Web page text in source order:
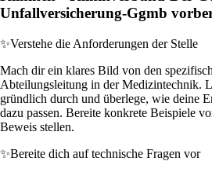
Unfallversicherung-Ggmb
✨Verstehe die Anforderungen der Stelle
Mach dir ein klares Bild von den
Abteilungsleitung in der Medizintechnik.
gründlich durch und überlege, wie deine
dazu passen. Bereite konkrete Beispiele
Beweis stellen.
✨Bereite dich auf technische Fragen vor